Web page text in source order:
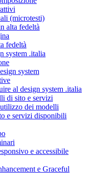
(microtesti)
alta fedeltà
fedeltà
system .italia
system
al design system .italia
di sito e servizi
dei modelli
e servizi disponibili
e accessibile
e Graceful